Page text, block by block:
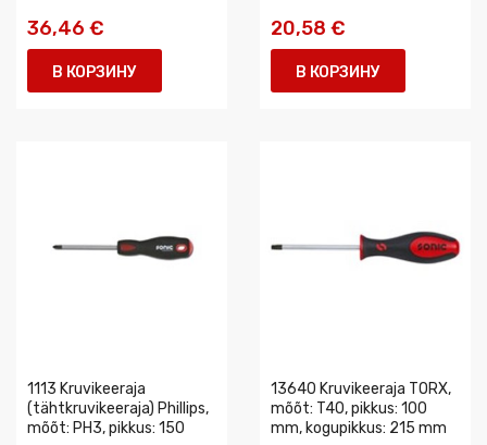
36,46 €
В КОРЗИНУ
20,58 €
В КОРЗИНУ
1113 Kruvikeeraja
(tähtkruvikeeraja) Phillips,
mõõt: PH3, pikkus: 150
13640 Kruvikeeraja TORX,
mõõt: T40, pikkus: 100
mm, kogupikkus: 215 mm